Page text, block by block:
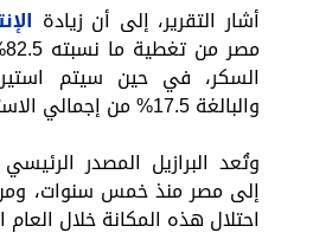
أشار التقرير، إلى أن زيادة
السكر، في حين سيتم
والبالغة 17.5% من إجمالي الاستهلاك المحلي.
وتُعد البرازيل المصدر
إلى مصر منذ خمس سنوات،
احتلال هذه المكانة خلال العام